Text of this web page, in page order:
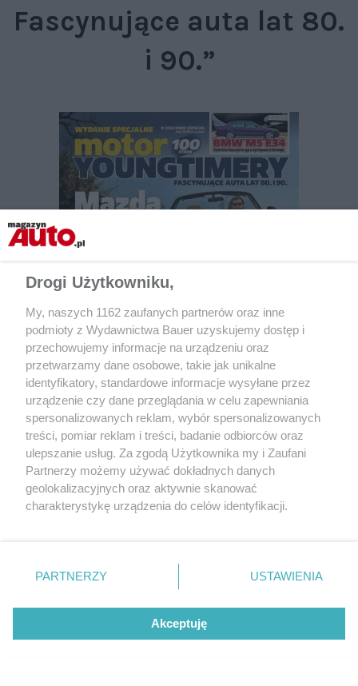
Fascynujące auta lat 80.
i 90.”
ZAWARTOŚĆ NUMERU
Drogi Użytkowniku,
My, naszych 1162 zaufanych partnerów oraz inne
podmioty z Wydawnictwa Bauer uzyskujemy dostęp i
przechowujemy informacje na urządzeniu oraz
przetwarzamy dane osobowe, takie jak unikalne
identyfikatory, standardowe informacje wysyłane przez
urządzenie czy dane przeglądania w celu zapewniania
spersonalizowanych reklam, wybór spersonalizowanych
treści, pomiar reklam i treści, badanie odbiorców oraz
ulepszanie usług. Za zgodą Użytkownika my i Zaufani
Partnerzy możemy używać dokładnych danych
geolokalizacyjnych oraz aktywnie skanować
charakterystykę urządzenia do celów identyfikacji.
zmienić/wycofać klikając przycisk ustawień prywatności
znajdujący się w lewym dolnym rogu strony
rodzaje przetwarzania danych nie wymagają zgody
użytkownika, ale masz prawo sprzeciwić się takiemu
PARTNERZY USTAWIENIA
Akceptuję